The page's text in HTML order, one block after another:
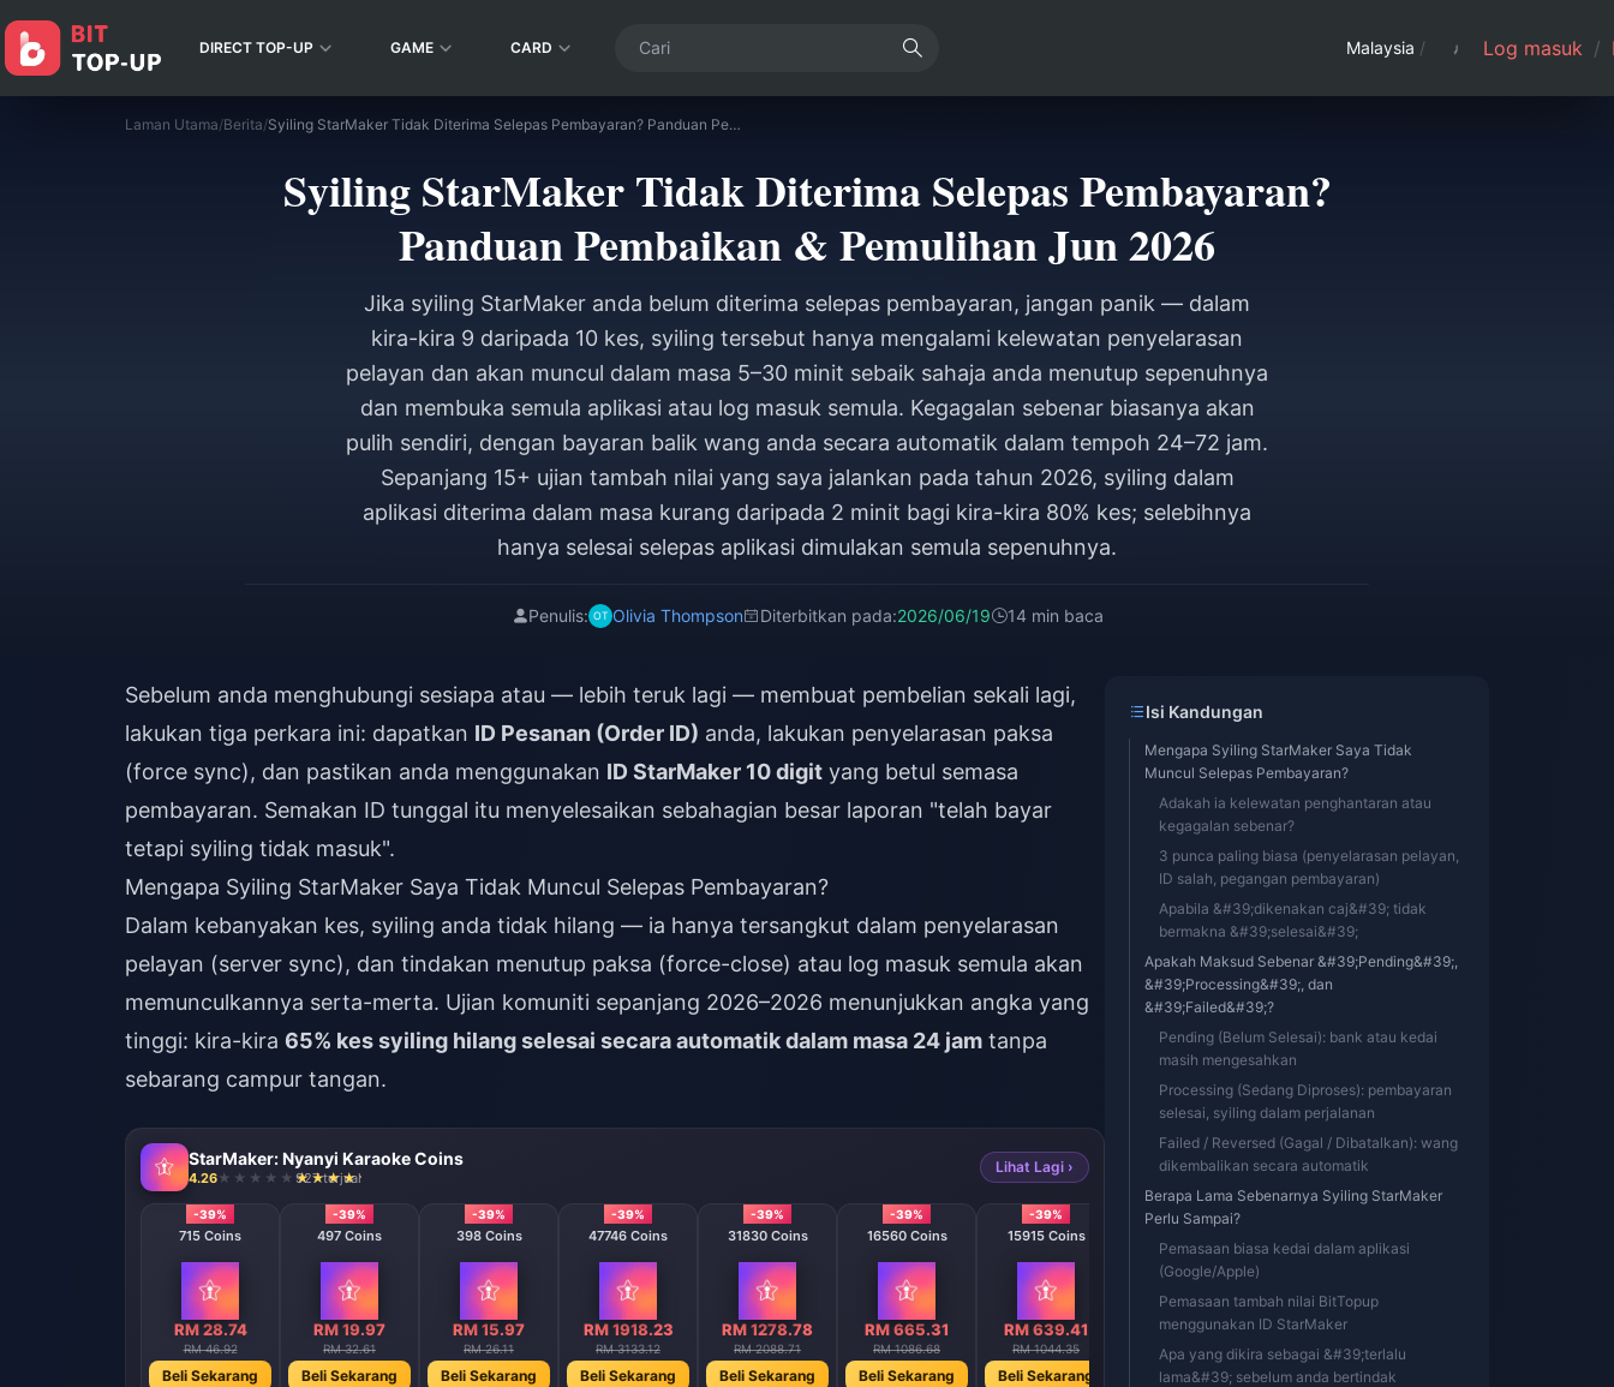
DIRECT TOP-UP GAME CARD Malaysia / Log masuk /
Laman Utama/Berita/ Syiling StarMaker Tidak Diterima Selepas Pembayaran? Panduan Pembaikan & Pemulihan Jun 2026
Syiling StarMaker Tidak Diterima Selepas Pembayaran?
Panduan Pembaikan & Pemulihan Jun 2026
Jika syiling StarMaker anda belum diterima selepas pembayaran, jangan panik — dalam
kira-kira 9 daripada 10 kes, syiling tersebut hanya mengalami kelewatan penyelarasan
pelayan dan akan muncul dalam masa 5–30 minit sebaik sahaja anda menutup sepenuhnya
dan membuka semula aplikasi atau log masuk semula. Kegagalan sebenar biasanya akan
pulih sendiri, dengan bayaran balik wang anda secara automatik dalam tempoh 24–72 jam.
Sepanjang 15+ ujian tambah nilai yang saya jalankan pada tahun 2026, syiling dalam
aplikasi diterima dalam masa kurang daripada 2 minit bagi kira-kira 80% kes; selebihnya
hanya selesai selepas aplikasi dimulakan semula sepenuhnya.
Penulis: Olivia Thompson Diterbitkan pada:2026/06/19 14 min baca
Sebelum anda menghubungi sesiapa atau — lebih teruk lagi — membuat pembelian sekali lagi,
lakukan tiga perkara ini: dapatkan ID Pesanan (Order ID) anda, lakukan penyelarasan paksa
(force sync), dan pastikan anda menggunakan ID StarMaker 10 digit yang betul semasa
pembayaran. Semakan ID tunggal itu menyelesaikan sebahagian besar laporan "telah bayar
tetapi syiling tidak masuk".
Mengapa Syiling StarMaker Saya Tidak Muncul Selepas Pembayaran?
Dalam kebanyakan kes, syiling anda tidak hilang — ia hanya tersangkut dalam penyelarasan
pelayan (server sync), dan tindakan menutup paksa (force-close) atau log masuk semula akan
memunculkannya serta-merta. Ujian komuniti sepanjang 2026–2026 menunjukkan angka yang
tinggi: kira-kira 65% kes syiling hilang selesai secara automatik dalam masa 24 jam tanpa
sebarang campur tangan.
StarMaker: Nyanyi Karaoke Coins
4.26 927 terjual
Lihat Lagi ›
-39%
715 Coins
RM 28.74
RM 46.92
Beli Sekarang
-39%
497 Coins
RM 19.97
RM 32.61
Beli Sekarang
-39%
398 Coins
RM 15.97
RM 26.11
Beli Sekarang
-39%
47746 Coins
RM 1918.23
RM 3133.12
Beli Sekarang
-39%
31830 Coins
RM 1278.78
RM 2088.71
Beli Sekarang
-39%
16560 Coins
RM 665.31
RM 1086.68
Beli Sekarang
-39%
15915 Coins
RM 639.41
RM 1044.35
Beli Sekarang
-39%
RM 330.10
RM 539.14
Beli Sekarang
RM 294.20
RM 480.54
Beli Sekarang
Isi Kandungan
Mengapa Syiling StarMaker Saya Tidak
Muncul Selepas Pembayaran?
Adakah ia kelewatan penghantaran atau
kegagalan sebenar?
3 punca paling biasa (penyelarasan pelayan,
ID salah, pegangan pembayaran)
Apabila &#39;dikenakan caj&#39; tidak
bermakna &#39;selesai&#39;
Apakah Maksud Sebenar &#39;Pending&#39;,
&#39;Processing&#39;, dan
&#39;Failed&#39;?
Pending (Belum Selesai): bank atau kedai
masih mengesahkan
Processing (Sedang Diproses): pembayaran
selesai, syiling dalam perjalanan
Failed / Reversed (Gagal / Dibatalkan): wang
dikembalikan secara automatik
Berapa Lama Sebenarnya Syiling StarMaker
Perlu Sampai?
Pemasaan biasa kedai dalam aplikasi
(Google/Apple)
Pemasaan tambah nilai BitTopup
menggunakan ID StarMaker
Apa yang dikira sebagai &#39;terlalu
lama&#39; sebelum anda bertindak